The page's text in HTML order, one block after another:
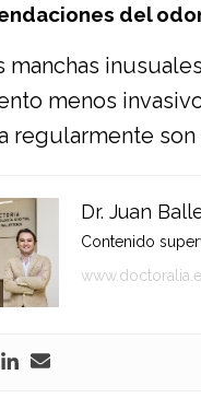
del
manchas
menos
regularmente
Dr. Juan
Contenido